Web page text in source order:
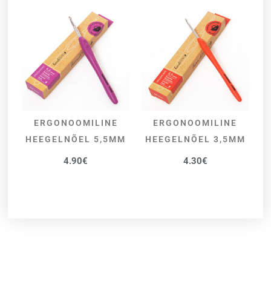
LISA KORVI
ERGONOOMILINE
HEEGELNÕEL 5,5MM
4.90€
LISA KORVI
ERGONOOMILINE
HEEGELNÕEL 3,5MM
4.30€